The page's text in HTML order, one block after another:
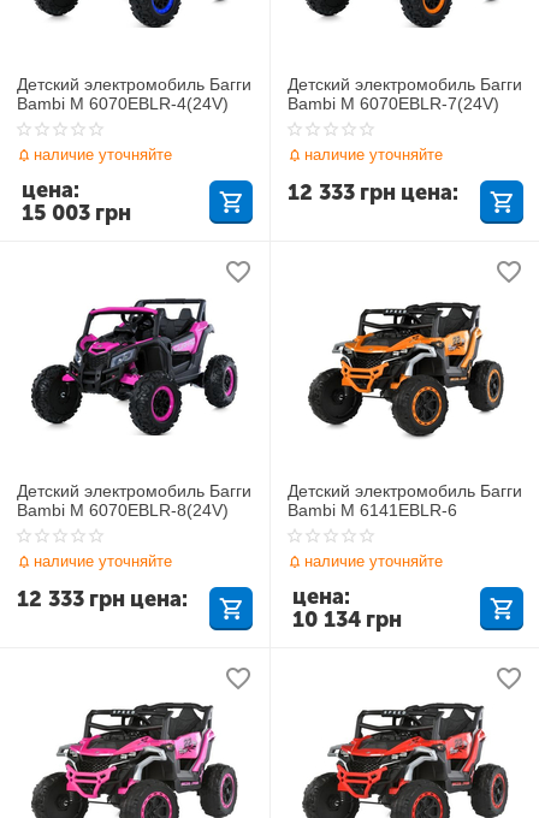
Детский электромобиль Багги
Bambi M 6070EBLR-4(24V)
наличие уточняйте
15 003 грн
цена:
Детский электромобиль Багги
Bambi M 6070EBLR-7(24V)
наличие уточняйте
12 333 грн цена:
Детский электромобиль Багги
Bambi M 6070EBLR-8(24V)
наличие уточняйте
12 333 грн цена:
Детский электромобиль Багги
Bambi M 6141EBLR-6
наличие уточняйте
10 134 грн
цена: